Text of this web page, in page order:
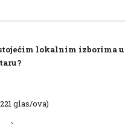
lokalnim izborima u
glas/ova)